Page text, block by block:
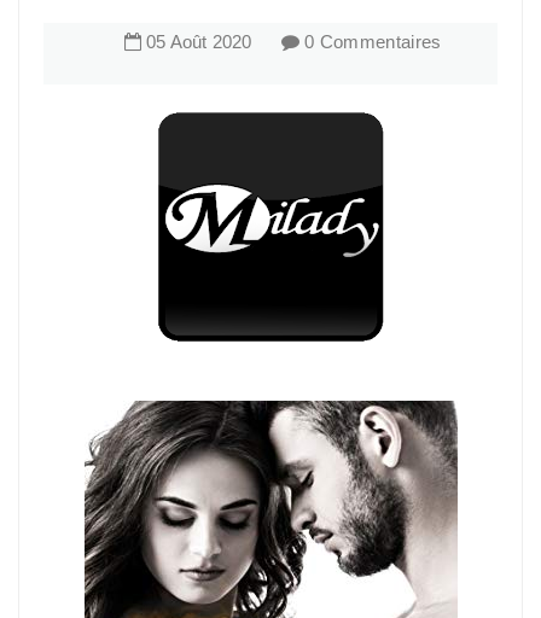
05 Août 2020 0 Commentaires